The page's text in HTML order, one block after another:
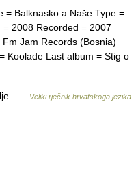
Balknasko a Naše Type =
2008 Recorded = 2007
Jam Records (Bosnia)
Koolade Last album = Stig o
… Veliki rječnik hrvatskoga jezika